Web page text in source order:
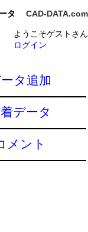
タ CAD-DATA.com
ようこそゲストさん
ログイン
タ追加
データ
メント